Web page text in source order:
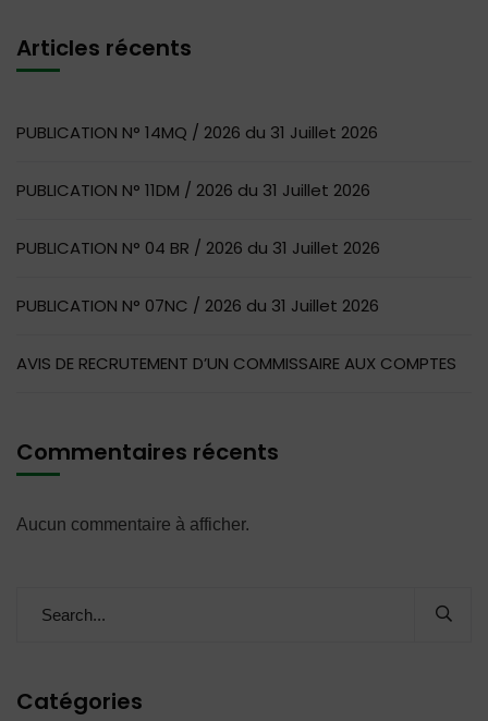
Articles récents
PUBLICATION N° 14MQ / 2026 du 31 Juillet 2026
PUBLICATION N° 11DM / 2026 du 31 Juillet 2026
PUBLICATION N° 04 BR / 2026 du 31 Juillet 2026
PUBLICATION N° 07NC / 2026 du 31 Juillet 2026
AVIS DE RECRUTEMENT D’UN COMMISSAIRE AUX COMPTES
Commentaires récents
Aucun commentaire à afficher.
Catégories